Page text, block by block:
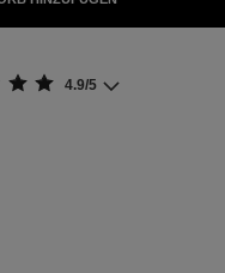
4.9/5